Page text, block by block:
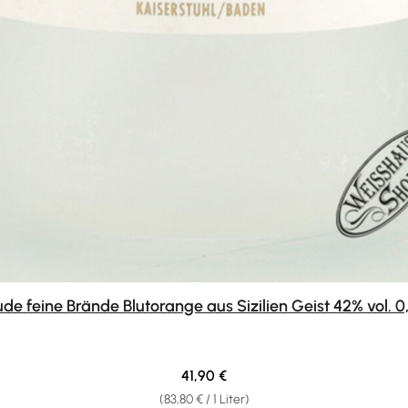
feine Brände Blutorange aus Sizilien Geist 42% vol.
(83,80 € / 1 Liter)
Regulärer Preis:
41,90 €